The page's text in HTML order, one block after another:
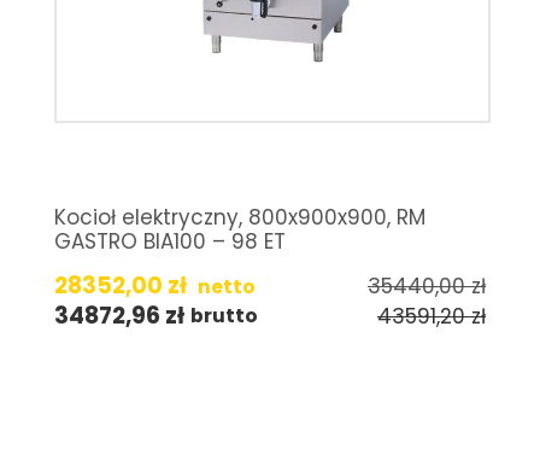
Kocioł elektryczny, 800x900x900, RM
GASTRO BIA100 – 98 ET
28352,00 zł netto 35440,00zł
34872,96 zł brutto 43591,20zł